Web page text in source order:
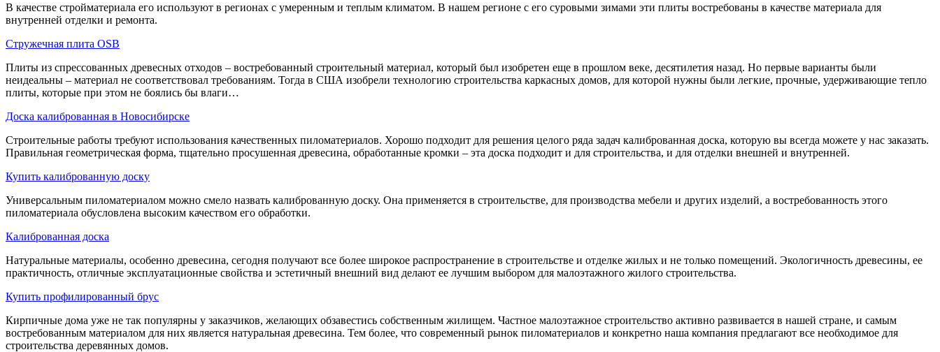
В качестве стройматериала его используют в регионах с умеренным и теплым климатом. В нашем регионе с его суровыми зимами эти плиты востребованы в качестве материала для
внутренней отделки и ремонта.
Стружечная плита OSB
Плиты из спрессованных древесных отходов – востребованный строительный материал, который был изобретен еще в прошлом веке, десятилетия назад. Но первые варианты были
неидеальны – материал не соответствовал требованиям. Тогда в США изобрели технологию строительства каркасных домов, для которой нужны были легкие, прочные, удерживающие тепло
плиты, которые при этом не боялись бы влаги…
Доска калиброванная в Новосибирске
Строительные работы требуют использования качественных пиломатериалов. Хорошо подходит для решения целого ряда задач калиброванная доска, которую вы всегда можете у нас заказать.
Правильная геометрическая форма, тщательно просушенная древесина, обработанные кромки – эта доска подходит и для строительства, и для отделки внешней и внутренней.
Купить калиброванную доску
Универсальным пиломатериалом можно смело назвать калиброванную доску. Она применяется в строительстве, для производства мебели и других изделий, а востребованность этого
пиломатериала обусловлена высоким качеством его обработки.
Калиброванная доска
Натуральные материалы, особенно древесина, сегодня получают все более широкое распространение в строительстве и отделке жилых и не только помещений. Экологичность древесины, ее
практичность, отличные эксплуатационные свойства и эстетичный внешний вид делают ее лучшим выбором для малоэтажного жилого строительства.
Купить профилированный брус
Кирпичные дома уже не так популярны у заказчиков, желающих обзавестись собственным жилищем. Частное малоэтажное строительство активно развивается в нашей стране, и самым
востребованным материалом для них является натуральная древесина. Тем более, что современный рынок пиломатериалов и конкретно наша компания предлагают все необходимое для
строительства деревянных домов.